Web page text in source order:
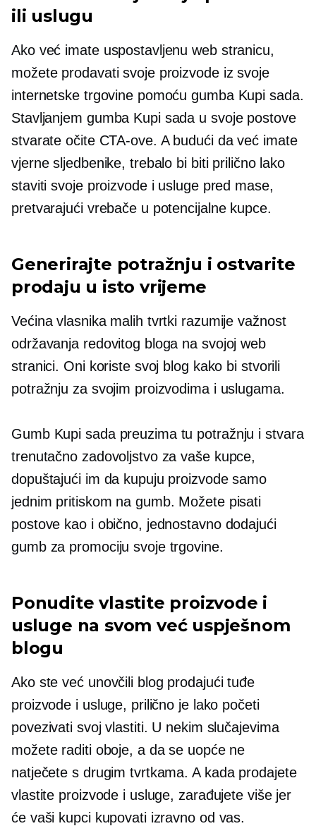
ili uslugu
Ako već imate uspostavljenu web stranicu,
možete prodavati svoje proizvode iz svoje
internetske trgovine pomoću gumba Kupi sada.
Stavljanjem gumba Kupi sada u svoje postove
stvarate očite CTA-ove. A budući da već imate
vjerne sljedbenike, trebalo bi biti prilično lako
staviti svoje proizvode i usluge pred mase,
pretvarajući vrebače u potencijalne kupce.
Generirajte potražnju i ostvarite
prodaju u isto vrijeme
Većina vlasnika malih tvrtki razumije važnost
održavanja redovitog bloga na svojoj web
stranici. Oni koriste svoj blog kako bi stvorili
potražnju za svojim proizvodima i uslugama.
Gumb Kupi sada preuzima tu potražnju i stvara
trenutačno zadovoljstvo za vaše kupce,
dopuštajući im da kupuju proizvode samo
jednim pritiskom na gumb. Možete pisati
postove kao i obično, jednostavno dodajući
gumb za promociju svoje trgovine.
Ponudite vlastite proizvode i
usluge na svom već uspješnom
blogu
Ako ste već unovčili blog prodajući tuđe
proizvode i usluge, prilično je lako početi
povezivati ​​svoj vlastiti. U nekim slučajevima
možete raditi oboje, a da se uopće ne
natječete s drugim tvrtkama. A kada prodajete
vlastite proizvode i usluge, zarađujete više jer
će vaši kupci kupovati izravno od vas.